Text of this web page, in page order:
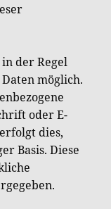
der Regel
möglich.
oder E-
dies,
Basis. Diese